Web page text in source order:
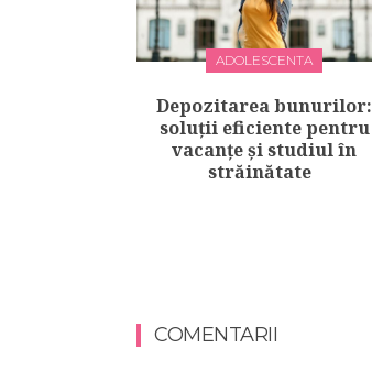
ADOLESCENTA
Depozitarea bunurilor:
soluții eficiente pentru
vacanțe și studiul în
străinătate
COMENTARII